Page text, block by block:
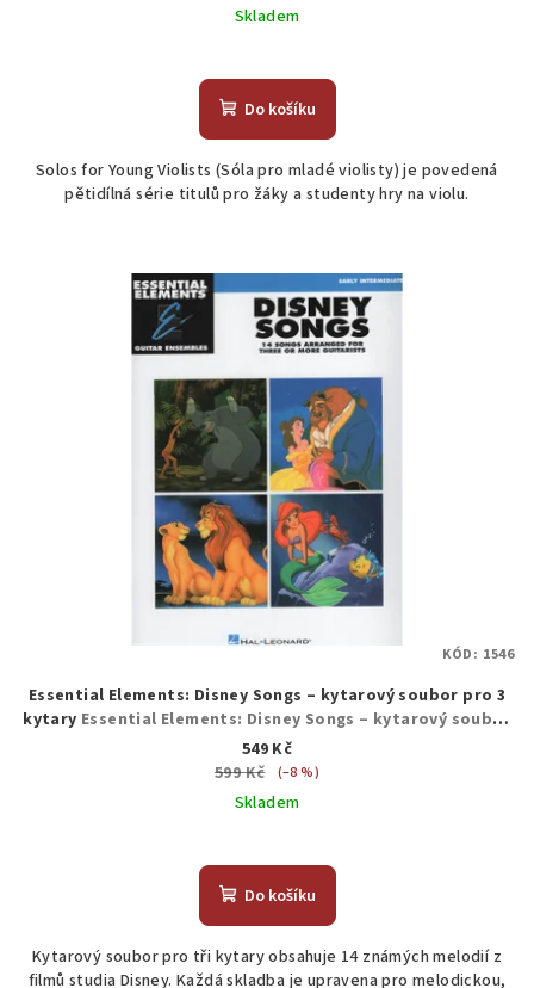
Skladem
hodnocení
produktu
z
5
Do košíku
Solos for Young Violists (Sóla pro mladé violisty) je povedená
pětidílná série titulů pro žáky a studenty hry na violu.
Essential Elements: Disney Songs – kytarový soubor pro 3
kytary Essential Elements: Disney Songs – kytarový soubor
pro 3 kytary
549 Kč
599 Kč
(–8 %)
Skladem
Do košíku
Kytarový soubor pro tři kytary obsahuje 14 známých melodií z
filmů studia Disney. Každá skladba je upravena pro melodickou,
KÓD: 1546